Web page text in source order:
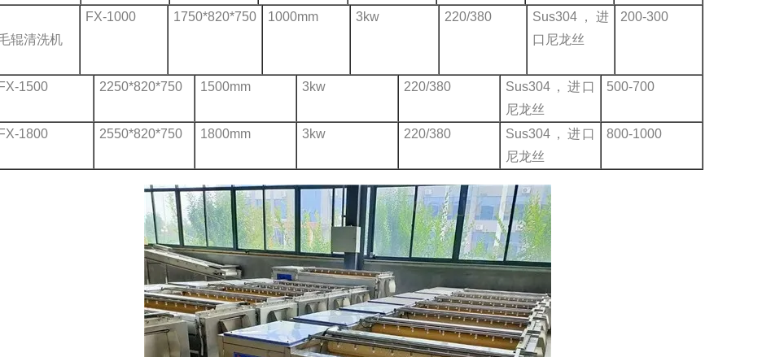
辊清洗机
FX-1000 1750*820*750 1000mm 3kw 220/380
Sus304，进
口尼龙丝
200-300
FX-1500 2250*820*750 1500mm 3kw 220/380
Sus304，进口
尼龙丝
500-700
FX-1800 2550*820*750 1800mm 3kw 220/380
Sus304，进口
尼龙丝
800-1000